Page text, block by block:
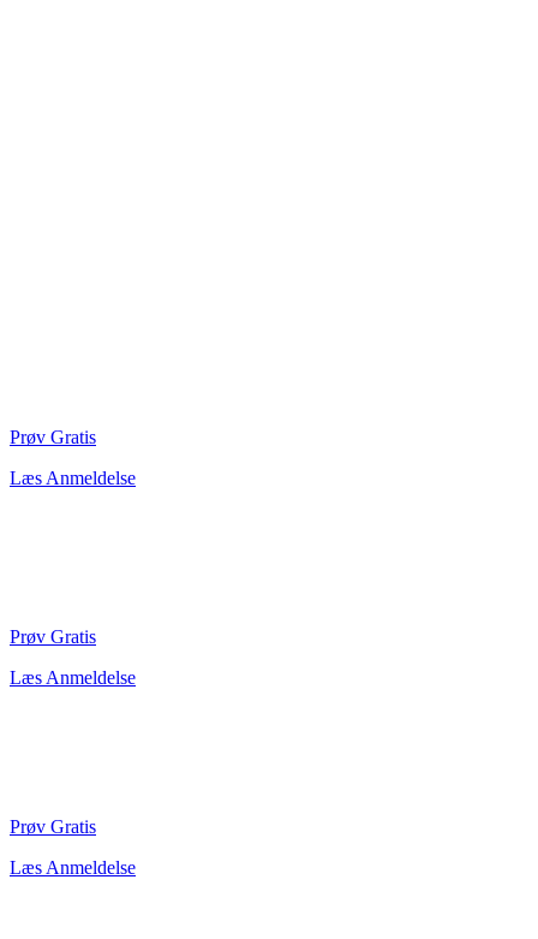
Prøv Gratis
Læs Anmeldelse
Prøv Gratis
Læs Anmeldelse
Prøv Gratis
Læs Anmeldelse